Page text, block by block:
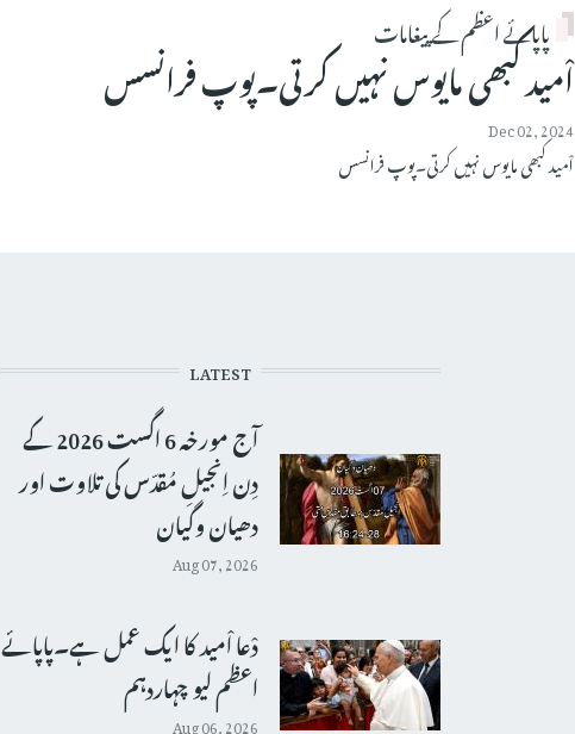
پاپائے اعظم کے پیغامات
اْمید کبھی مایوس نہیں کرتی۔پوپ فرانسس
Dec 02, 2024
اْمید کبھی مایوس نہیں کرتی۔پوپ فرانسس
LATEST
آج مورخہ 6 اگست 2026 کے
دِن اِنجیلِ مُقدّس کی تلاوت اور
دھیان وگیان
Aug 07, 2026
دْعا اْمید کا ایک عمل ہے۔پاپائے
اعظم لیو چہاردہم
Aug 06, 2026